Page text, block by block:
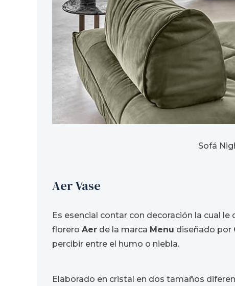
Sofá
Aer Vase
Es esencial contar con decoración la cual
florero Aer de la marca Menu diseñado por
percibir entre el humo o niebla.
Elaborado en cristal en dos tamaños